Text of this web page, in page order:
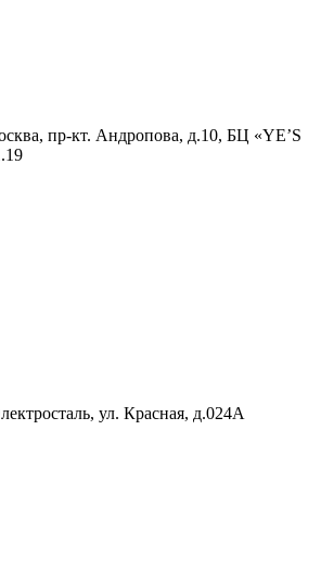
пр-кт. Андропова, д.10, БЦ «YE’S
ул. Красная, д.024А